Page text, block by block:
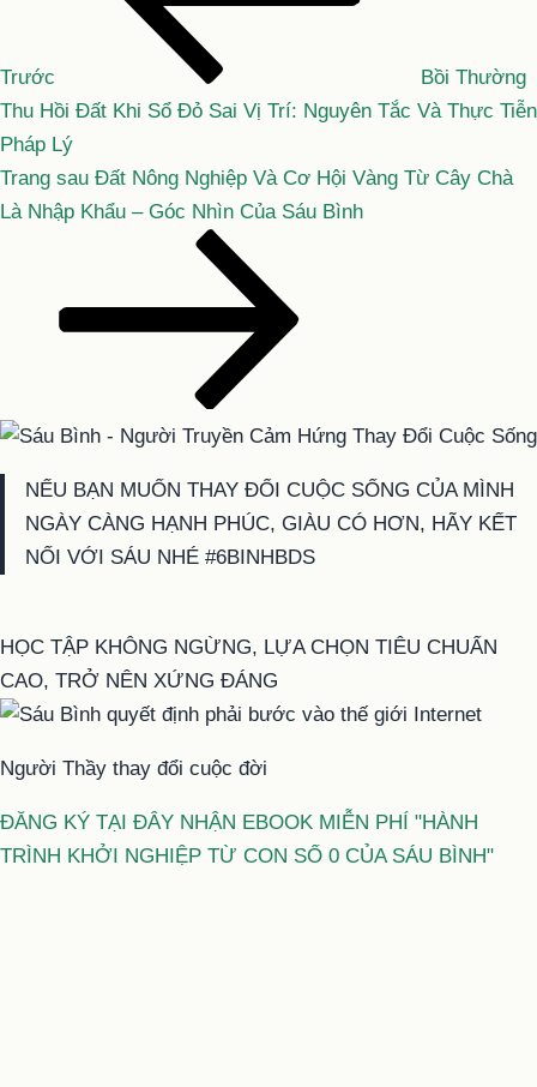
viết
Trước
Bồi Thường
Thu Hồi Đất Khi Sổ Đỏ Sai Vị Trí: Nguyên Tắc Và Thực Tiễn
Pháp Lý
Bài
tiếp
Trang sau Đất Nông Nghiệp Và Cơ Hội Vàng Từ Cây Chà
Là Nhập Khẩu – Góc Nhìn Của Sáu Bình
NẾU BẠN MUỐN THAY ĐỔI CUỘC SỐNG CỦA MÌNH
NGÀY CÀNG HẠNH PHÚC, GIÀU CÓ HƠN, HÃY KẾT
NỐI VỚI SÁU NHÉ #6BINHBDS
HỌC TẬP KHÔNG NGỪNG, LỰA CHỌN TIÊU CHUẨN
CAO, TRỞ NÊN XỨNG ĐÁNG
Người Thầy thay đổi cuộc đời
ĐĂNG KÝ TẠI ĐÂY NHẬN EBOOK MIỄN PHÍ "HÀNH
TRÌNH KHỞI NGHIỆP TỪ CON SỐ 0 CỦA SÁU BÌNH"